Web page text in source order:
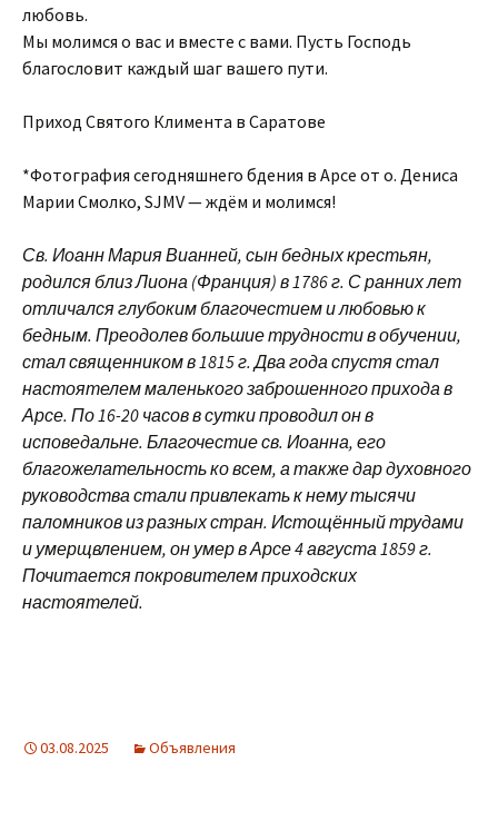
любовь.
Мы молимся о вас и вместе с вами. Пусть Господь
благословит каждый шаг вашего пути.
Приход Святого Климента в Саратове
*Фотография сегодняшнего бдения в Арсе от о. Дениса
Марии Смолко, SJMV — ждём и молимся!
Св. Иоанн Мария Вианней, сын бедных крестьян,
родился близ Лиона (Франция) в 1786 г. С ранних лет
отличался глубоким благочестием и любовью к
бедным. Преодолев большие трудности в обучении,
стал священником в 1815 г. Два года спустя стал
настоятелем маленького заброшенного прихода в
Арсе. По 16-20 часов в сутки проводил он в
исповедальне. Благочестие св. Иоанна, его
благожелательность ко всем, а также дар духовного
руководства стали привлекать к нему тысячи
паломников из разных стран. Истощённый трудами
и умерщвлением, он умер в Арсе 4 августа 1859 г.
Почитается покровителем приходских
настоятелей.
03.08.2025 Объявления